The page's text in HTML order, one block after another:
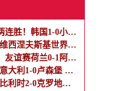
2026年06月04日 友谊赛两连胜！韩国1-0小胜萨尔瓦多 李东炅直接任意球破门
2026年06月04日 友谊赛-维西涅夫斯基世界波读秒绝平 波兰2-2尼日利亚
2026年06月04日 遭绝杀！友谊赛荷兰0-1阿尔及利亚 赖因德斯进球无效 穆萨建功
2026年06月04日 友谊赛-意大利1-0卢森堡 埃斯波西托制胜球皮西利助攻
2026年06月03日 友谊赛-比利时2-0克罗地亚 蒂莱曼斯推射破门卢卡库单刀建功